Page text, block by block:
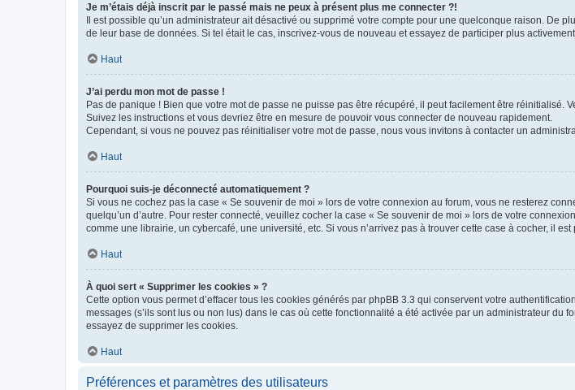
Je m’étais déjà inscrit par le passé mais ne peux à présent plus me connecter ?!
Il est possible qu’un administrateur ait désactivé ou supprimé votre compte pour une quelconque raison. De
de leur base de données. Si tel était le cas, inscrivez-vous de nouveau et essayez de participer plus
Haut
J’ai perdu mon mot de passe !
Pas de panique ! Bien que votre mot de passe ne puisse pas être récupéré, il peut facilement être réinitialisé.
Suivez les instructions et vous devriez être en mesure de pouvoir vous connecter de nouveau rapidement.
Cependant, si vous ne pouvez pas réinitialiser votre mot de passe, nous vous invitons à contacter un
Haut
Pourquoi suis-je déconnecté automatiquement ?
Si vous ne cochez pas la case « Se souvenir de moi » lors de votre connexion au forum, vous ne resterez
quelqu’un d’autre. Pour rester connecté, veuillez cocher la case « Se souvenir de moi » lors de votre
comme une librairie, un cybercafé, une université, etc. Si vous n’arrivez pas à trouver cette case à cocher, il
Haut
À quoi sert « Supprimer les cookies » ?
Cette option vous permet d’effacer tous les cookies générés par phpBB 3.3 qui conservent votre
messages (s’ils sont lus ou non lus) dans le cas où cette fonctionnalité a été activée par un administrateur
essayez de supprimer les cookies.
Haut
Préférences et paramètres des utilisateurs